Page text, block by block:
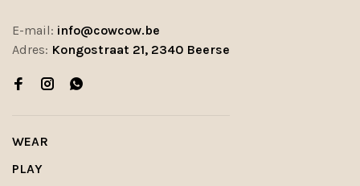
E-mail: info@cowcow.be
Adres: Kongostraat 21, 2340 Beerse
WEAR
PLAY